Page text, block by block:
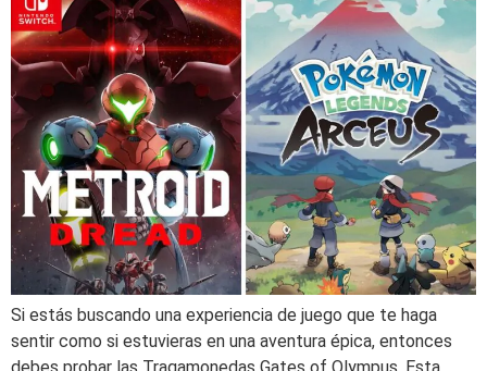
Si estás buscando una experiencia de juego que te haga
sentir como si estuvieras en una aventura épica, entonces